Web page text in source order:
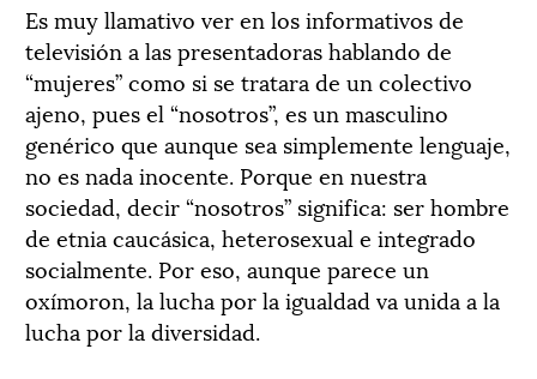
Es muy llamativo ver en los informativos de
televisión a las presentadoras hablando de
“mujeres” como si se tratara de un colectivo
ajeno, pues el “nosotros”, es un masculino
genérico que aunque sea simplemente lenguaje,
no es nada inocente. Porque en nuestra
sociedad, decir “nosotros” significa: ser hombre
de etnia caucásica, heterosexual e integrado
socialmente. Por eso, aunque parece un
oxímoron, la lucha por la igualdad va unida a la
lucha por la diversidad.